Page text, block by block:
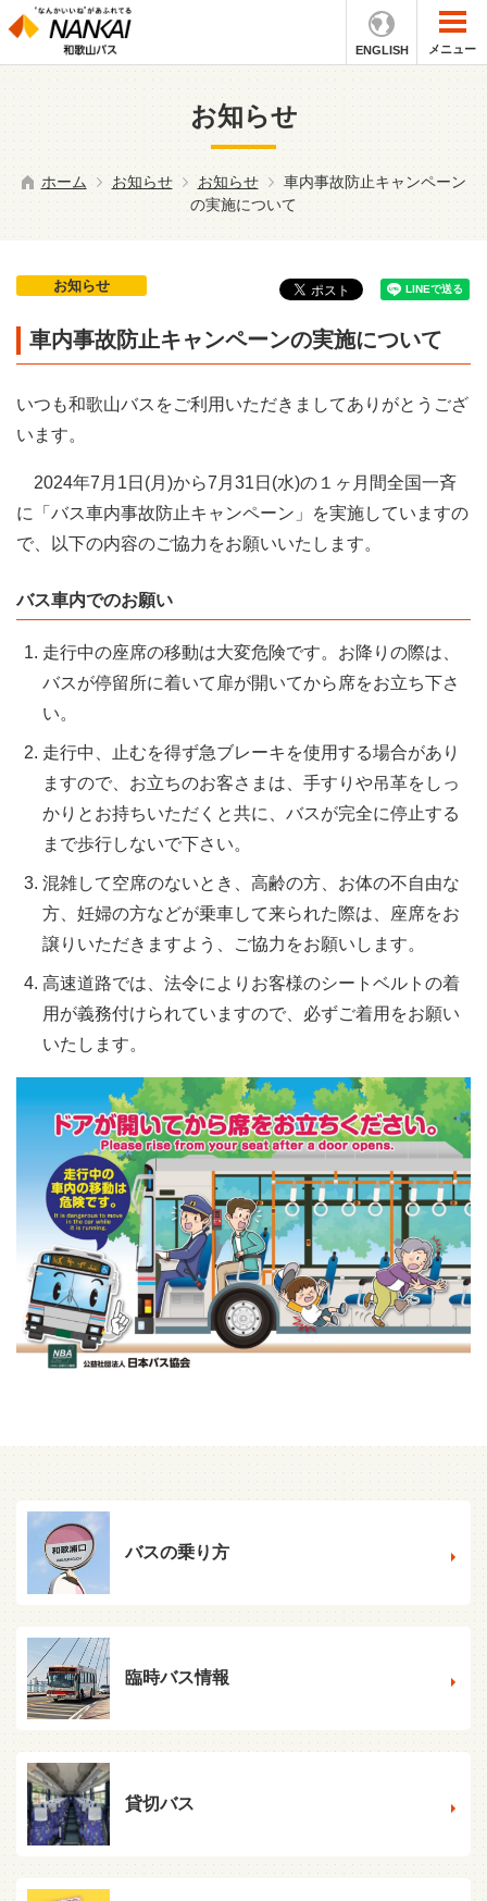
ENGLISH メニュー
お知らせ
ホーム お知らせ お知らせ
車内事故防止キャンペーン
の実施について
お知らせ
車内事故防止キャンペーンの実施について
いつも和歌山バスをご利用いただきましてありがとうござ
います。
2024年7月1日(月)から7月31日(水)の１ヶ月間全国一斉
に「バス車内事故防止キャンペーン」を実施していますの
で、以下の内容のご協力をお願いいたします。
バス車内でのお願い
走行中の座席の移動は大変危険です。お降りの際は、
バスが停留所に着いて扉が開いてから席をお立ち下さ
い。
走行中、止むを得ず急ブレーキを使用する場合があり
ますので、お立ちのお客さまは、手すりや吊革をしっ
かりとお持ちいただくと共に、バスが完全に停止する
まで歩行しないで下さい。
混雑して空席のないとき、高齢の方、お体の不自由な
方、妊婦の方などが乗車して来られた際は、座席をお
譲りいただきますよう、ご協力をお願いします。
高速道路では、法令によりお客様のシートベルトの着
用が義務付けられていますので、必ずご着用をお願い
いたします。
バスの乗り方
臨時バス情報
貸切バス